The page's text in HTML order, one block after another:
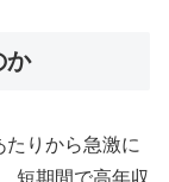
か
りから急激に
短期間で高年収